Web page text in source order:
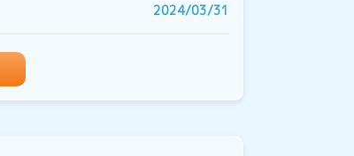
2024/03/31